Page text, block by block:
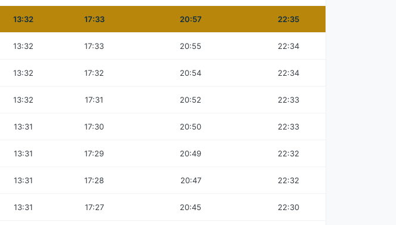
13:32 17:33 20:57 22:35
13:32 17:33 20:55 22:34
13:32 17:32 20:54 22:34
13:32 17:31 20:52 22:33
13:31 17:30 20:50 22:33
13:31 17:29 20:49 22:32
13:31 17:28 20:47 22:32
13:31 17:27 20:45 22:30